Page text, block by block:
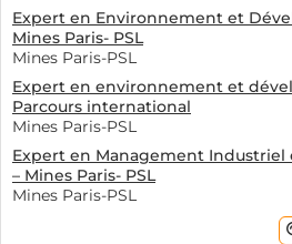
Expert en Environnement et
Mines Paris- PSL
Mines Paris-PSL
Expert en environnement et
Parcours international
Mines Paris-PSL
Expert en Management Industriel
– Mines Paris- PSL
Mines Paris-PSL